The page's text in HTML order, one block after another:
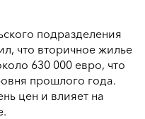
подразделения
что вторичное жилье
630 000 евро, что
прошлого года.
цен и влияет на